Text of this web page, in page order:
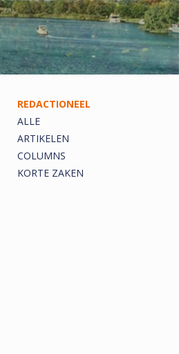
REDACTIONEEL
ALLE
ARTIKELEN
COLUMNS
KORTE ZAKEN